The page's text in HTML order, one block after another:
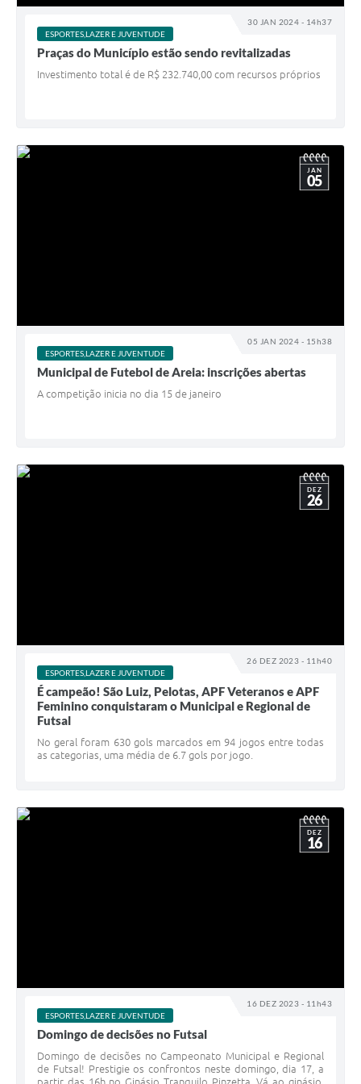
30 JAN 2024 - 14h37
ESPORTES,LAZER E JUVENTUDE
Praças do Município estão sendo revitalizadas
Investimento total é de R$ 232.740,00 com recursos próprios
05 JAN 2024 - 15h38
JAN
05
ESPORTES,LAZER E JUVENTUDE
Municipal de Futebol de Areia: inscrições abertas
A competição inicia no dia 15 de janeiro
26 DEZ 2023 - 11h40
DEZ
26
ESPORTES,LAZER E JUVENTUDE
É campeão! São Luiz, Pelotas, APF Veteranos e APF
Feminino conquistaram o Municipal e Regional de
Futsal
No geral foram 630 gols marcados em 94 jogos entre todas
as categorias, uma média de 6.7 gols por jogo.
16 DEZ 2023 - 11h43
DEZ
16
ESPORTES,LAZER E JUVENTUDE
Domingo de decisões no Futsal
Domingo de decisões no Campeonato Municipal e Regional
de Futsal! Prestigie os confrontos neste domingo, dia 17, a
partir das 16h no Ginásio Tranquilo Pinzetta. Vá ao ginásio,